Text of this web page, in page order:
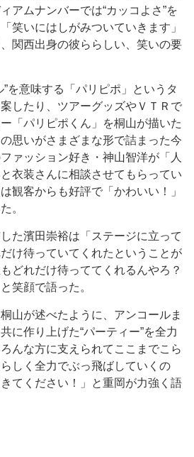
アムナンバーでは“カッコよさ”を
笑いにはしがみついていきます」
関西出身の彼ららしい、笑いの要
を意味する「パリピポ」というタ
したり、ツアーグッズやＶＴＲで
「パリピポくん」を桐山が描いた
思いがさまざまな形で詰まった今
ァッション好き・神山智洋が「人
衣装さんに相談させてもらってい
観客からも好評で「かわいい！」
。
た濱田崇裕は「ステージに立って
け待っていてくれたということが
どれだけ待っててくれるんやろ？
笑顔で語った。
山が述べたように、アンコールま
に作り上げた“パーティー”を全力
んな方に支えられてここまでこら
しく全力でぶっ飛ばしていくの
てください！」と重岡が力強く語